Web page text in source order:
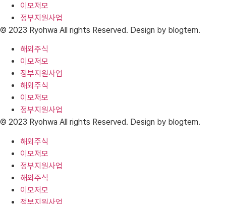
이모저모
정부지원사업
© 2023 Ryohwa All rights Reserved. Design by blogtem.
해외주식
이모저모
정부지원사업
해외주식
이모저모
정부지원사업
© 2023 Ryohwa All rights Reserved. Design by blogtem.
해외주식
이모저모
정부지원사업
해외주식
이모저모
정부지원사업